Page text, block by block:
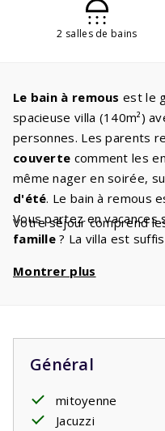
2 salles de bains
Le bain à remous est le
spacieuse villa (140m²)
personnes. Les parents
couverte comment les
même nager en soirée,
d'été. Le bain à remous
Vous partez en vacances
famille ? La villa est
et la télévision numérique
intégrésque vous avez
bon endroit où aller. La
. Une salle de bain
attenante à lachambre
La chambre principale
Votre séjour comprend
Montrer plus
Général
mitoyenne
Jacuzzi